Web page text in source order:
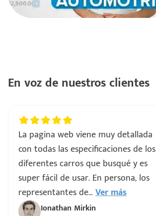
En voz de nuestros clientes
La pagina web viene muy detallada
con todas las especificaciones de los
diferentes carros que busqué y es
super fácil de usar. En persona, los
representantes de...Ver más
Ionathan Mirkin